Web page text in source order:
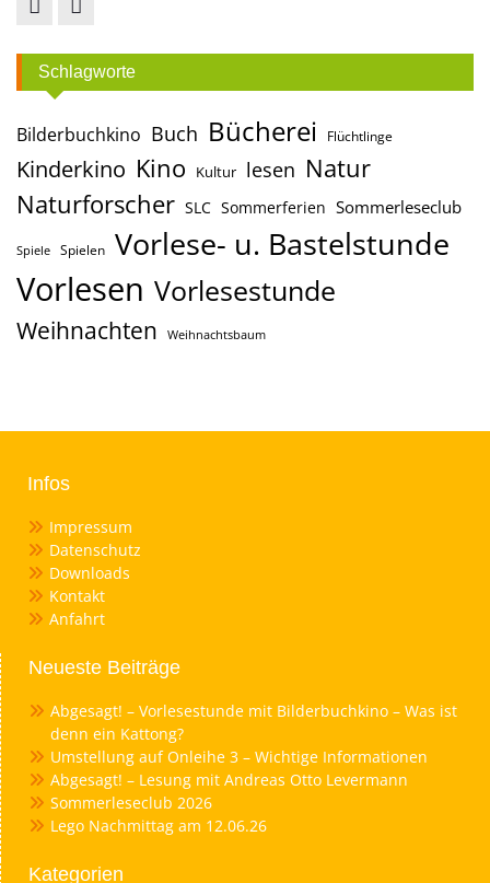
Schlagworte
Bilderbuchkino Buch Bücherei Flüchtlinge
Kinderkino Kino Kultur lesen Natur
Naturforscher SLC Sommerferien Sommerleseclub
Spiele Spielen Vorlese- u. Bastelstunde
Vorlesen Vorlesestunde
Weihnachten Weihnachtsbaum
Infos
Impressum
Datenschutz
Downloads
Kontakt
Anfahrt
Neueste Beiträge
Abgesagt! – Vorlesestunde mit Bilderbuchkino – Was ist
denn ein Kattong?
Umstellung auf Onleihe 3 – Wichtige Informationen
Abgesagt! – Lesung mit Andreas Otto Levermann
Sommerleseclub 2026
Lego Nachmittag am 12.06.26
Kategorien